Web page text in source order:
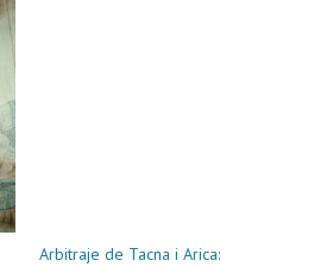
Arbitraje de Tacna i Arica: